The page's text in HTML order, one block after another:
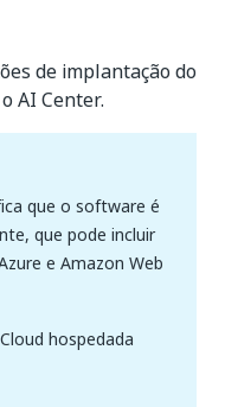
de implantação do
AI Center.
que o software é
que pode incluir
e Amazon Web
hospedada